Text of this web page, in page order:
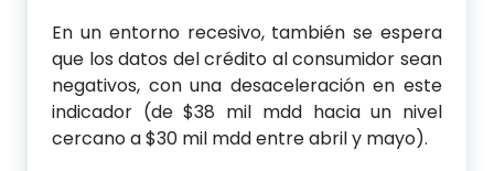
En un entorno recesivo, también se espera
que los datos del crédito al consumidor sean
negativos, con una desaceleración en este
indicador (de $38 mil mdd hacia un nivel
cercano a $30 mil mdd entre abril y mayo).